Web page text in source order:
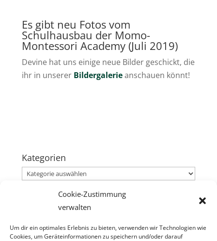
Cookie-Zustimmung
verwalten
Um dir ein optimales Erlebnis zu bieten, verwenden wir Technologien wie
Cookies, um Geräteinformationen zu speichern und/oder darauf
Es gibt neu Fotos vom
Schulhausbau der Momo-
Montessori Academy (Juli 2019)
Devine hat uns einige neue Bilder geschickt, die
ihr in unserer Bildergalerieanschauen könnt!
Kategorien
Kategorien
Neueste Beiträge
Infobrief | November 202430/11/2024